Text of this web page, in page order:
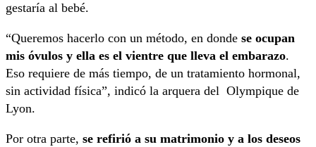
gestaría al bebé.
“Queremos hacerlo con un método, en donde se ocupan
mis óvulos y ella es el vientre que lleva el embarazo.
Eso requiere de más tiempo, de un tratamiento hormonal,
sin actividad física”, indicó la arquera del Olympique de
Lyon.
Por otra parte, se refirió a su matrimonio y a los deseos